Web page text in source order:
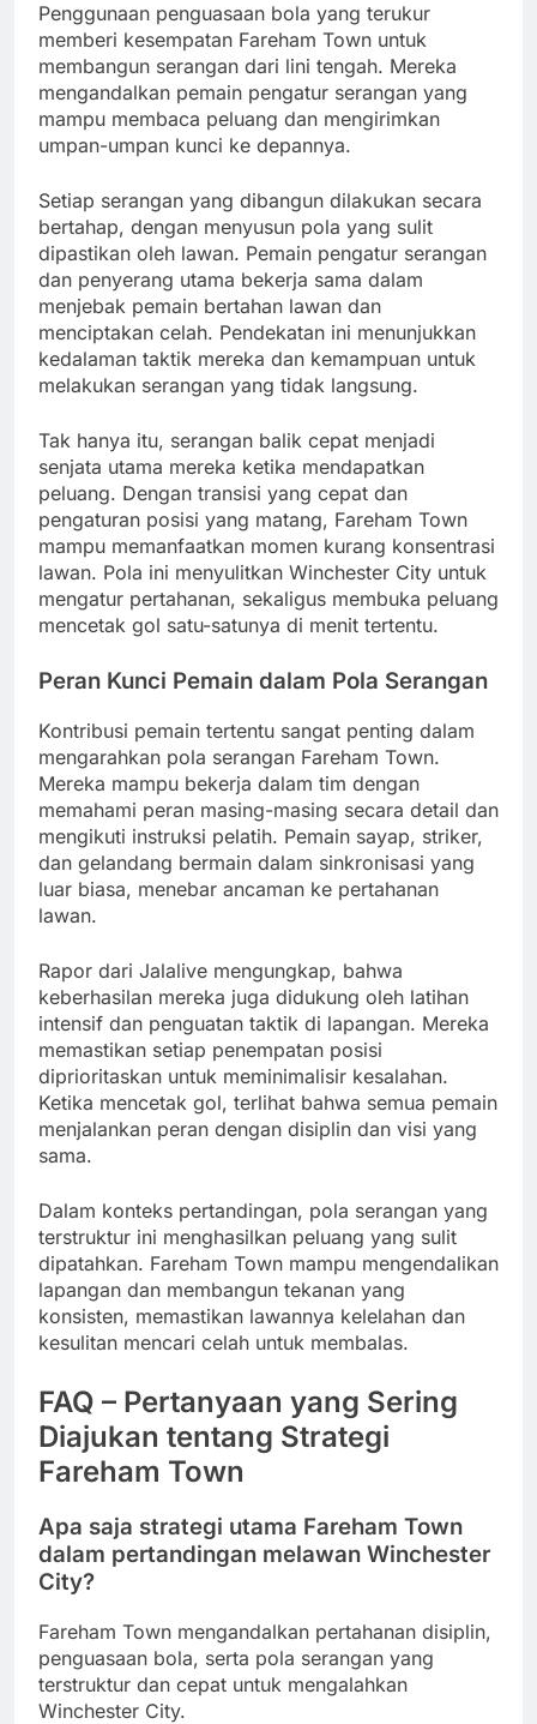
Penggunaan penguasaan bola yang terukur
memberi kesempatan Fareham Town untuk
membangun serangan dari lini tengah. Mereka
mengandalkan pemain pengatur serangan yang
mampu membaca peluang dan mengirimkan
umpan-umpan kunci ke depannya.
Setiap serangan yang dibangun dilakukan secara
bertahap, dengan menyusun pola yang sulit
dipastikan oleh lawan. Pemain pengatur serangan
dan penyerang utama bekerja sama dalam
menjebak pemain bertahan lawan dan
menciptakan celah. Pendekatan ini menunjukkan
kedalaman taktik mereka dan kemampuan untuk
melakukan serangan yang tidak langsung.
Tak hanya itu, serangan balik cepat menjadi
senjata utama mereka ketika mendapatkan
peluang. Dengan transisi yang cepat dan
pengaturan posisi yang matang, Fareham Town
mampu memanfaatkan momen kurang konsentrasi
lawan. Pola ini menyulitkan Winchester City untuk
mengatur pertahanan, sekaligus membuka peluang
mencetak gol satu-satunya di menit tertentu.
Peran Kunci Pemain dalam Pola Serangan
Kontribusi pemain tertentu sangat penting dalam
mengarahkan pola serangan Fareham Town.
Mereka mampu bekerja dalam tim dengan
memahami peran masing-masing secara detail dan
mengikuti instruksi pelatih. Pemain sayap, striker,
dan gelandang bermain dalam sinkronisasi yang
luar biasa, menebar ancaman ke pertahanan
lawan.
Rapor dari Jalalive mengungkap, bahwa
keberhasilan mereka juga didukung oleh latihan
intensif dan penguatan taktik di lapangan. Mereka
memastikan setiap penempatan posisi
diprioritaskan untuk meminimalisir kesalahan.
Ketika mencetak gol, terlihat bahwa semua pemain
menjalankan peran dengan disiplin dan visi yang
sama.
Dalam konteks pertandingan, pola serangan yang
terstruktur ini menghasilkan peluang yang sulit
dipatahkan. Fareham Town mampu mengendalikan
lapangan dan membangun tekanan yang
konsisten, memastikan lawannya kelelahan dan
kesulitan mencari celah untuk membalas.
FAQ – Pertanyaan yang Sering
Diajukan tentang Strategi
Fareham Town
Apa saja strategi utama Fareham Town
dalam pertandingan melawan Winchester
City?
Fareham Town mengandalkan pertahanan disiplin,
penguasaan bola, serta pola serangan yang
terstruktur dan cepat untuk mengalahkan
Winchester City.